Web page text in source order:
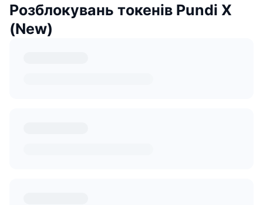
Розблокувань токенів Pundi X
(New)